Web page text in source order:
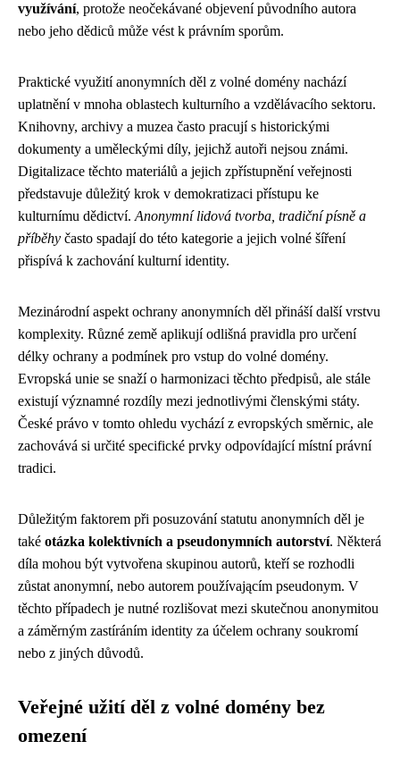
využívání, protože neočekávané objevení původního autora
nebo jeho dědiců může vést k právním sporům.
Praktické využití anonymních děl z volné domény nachází
uplatnění v mnoha oblastech kulturního a vzdělávacího sektoru.
Knihovny, archivy a muzea často pracují s historickými
dokumenty a uměleckými díly, jejichž autoři nejsou známi.
Digitalizace těchto materiálů a jejich zpřístupnění veřejnosti
představuje důležitý krok v demokratizaci přístupu ke
kulturnímu dědictví. Anonymní lidová tvorba, tradiční písně a
příběhy často spadají do této kategorie a jejich volné šíření
přispívá k zachování kulturní identity.
Mezinárodní aspekt ochrany anonymních děl přináší další vrstvu
komplexity. Různé země aplikují odlišná pravidla pro určení
délky ochrany a podmínek pro vstup do volné domény.
Evropská unie se snaží o harmonizaci těchto předpisů, ale stále
existují významné rozdíly mezi jednotlivými členskými státy.
České právo v tomto ohledu vychází z evropských směrnic, ale
zachovává si určité specifické prvky odpovídající místní právní
tradici.
Důležitým faktorem při posuzování statutu anonymních děl je
také otázka kolektivních a pseudonymních autorství. Některá
díla mohou být vytvořena skupinou autorů, kteří se rozhodli
zůstat anonymní, nebo autorem používającím pseudonym. V
těchto případech je nutné rozlišovat mezi skutečnou anonymitou
a záměrným zastíráním identity za účelem ochrany soukromí
nebo z jiných důvodů.
Veřejné užití děl z volné domény bez
omezení